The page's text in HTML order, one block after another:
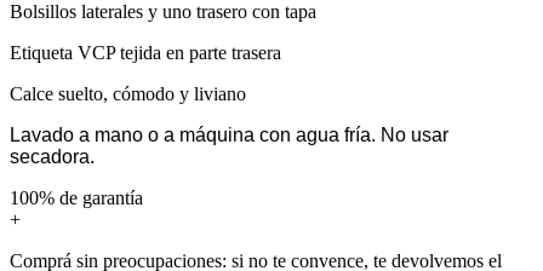
Bolsillos laterales y uno trasero con tapa
Etiqueta VCP tejida en parte trasera
Calce suelto, cómodo y liviano
Lavado a mano o a máquina con agua fría. No usar
secadora.
100% de garantía
+
Comprá sin preocupaciones: si no te convence, te devolvemos el